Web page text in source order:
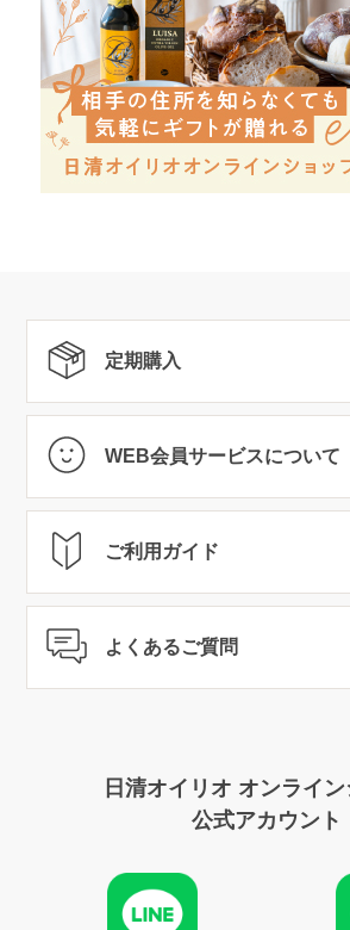
定期購入
WEB会員サービスについて
ご利用ガイド
よくあるご質問
日清オイリオ オンライ
公式アカウント